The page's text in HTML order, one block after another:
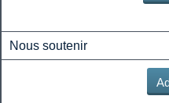
Nous soutenir